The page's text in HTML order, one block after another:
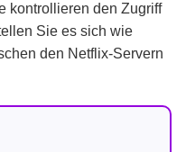
kontrollieren den Zugriff
Sie es sich wie
den Netflix-Servern